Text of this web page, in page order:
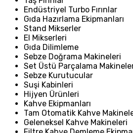
Endüstriyel Turbo Fırınlar
Gıda Hazırlama Ekipmanları
Stand Mikserler
El Mikserleri
Gıda Dilimleme
Sebze Doğrama Makineleri
Set Üstü Parçalama
Sebze Kurutucular
Suşi Kabinleri
Hijyen Ürünleri
Kahve Ekipmanları
Tam Otomatik Kahve
Geleneksel Kahve Makineleri